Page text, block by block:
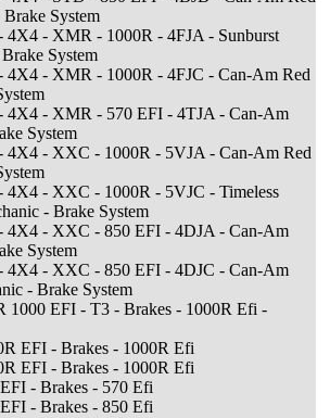
System
- XMR - 1000R - 4FJA - Sunburst
System
- XMR - 1000R - 4FJC - Can-Am Red
4X4 - XMR - 570 EFI - 4TJA - Can-Am
System
4X4 - XXC - 1000R - 5VJA - Can-Am Red
- XXC - 1000R - 5VJC - Timeless
- Brake System
4X4 - XXC - 850 EFI - 4DJA - Can-Am
System
4X4 - XXC - 850 EFI - 4DJC - Can-Am
- Brake System
EFI - T3 - Brakes - 1000R Efi -
EFI - Brakes - 1000R Efi
EFI - Brakes - 1000R Efi
- Brakes - 570 Efi
- Brakes - 850 Efi